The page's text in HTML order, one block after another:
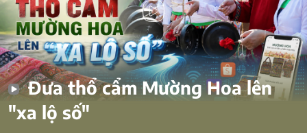
Đưa thổ cẩm Mường Hoa lên
"xa lộ số"